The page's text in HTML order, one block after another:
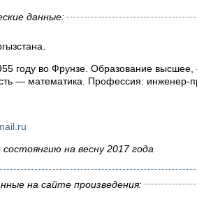
данные:
году во Фрунзе. Образование
— математика. Профессия: инженер-
состоянгию на весну 2017 года
на сайте произведения: